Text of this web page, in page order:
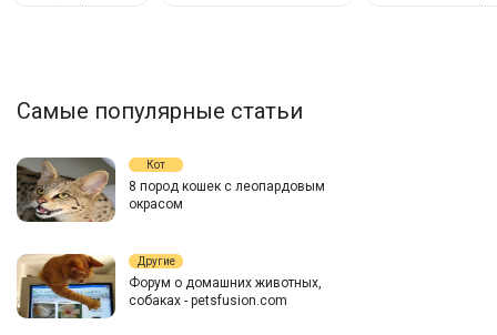
Самые популярные статьи
Кот
8 пород кошек с леопардовым
окрасом
Другие
Форум о домашних животных,
собаках - petsfusion.com